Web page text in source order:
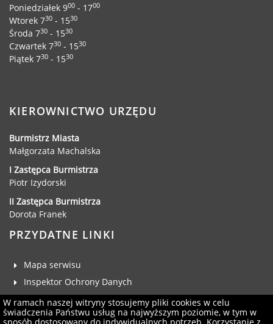
RADA MIASTA LUBOŃ
Portal Mieszkańca. Aktualne informacje
Radni Rady Miasta Luboń
Komisje Rady Miasta Luboń
Uchwały Rady Miasta Luboń
Młodzieżowa Rada Miasta Luboń
Rada Gospodarcza
POZOSTAŁE
Państwowy Fundusz Rehabilitacji Osób
Niepełnosprawnych
Zakład Ubezpieczeń Społecznych
Poznańska Lokalna Organizacja
Poniedziałek 900 - 1700
Wtorek 730 - 1530
Środa 730 - 1530
Czwartek 730 - 1530
Piątek 730 - 1530
KIEROWNICTWO URZĘDU
Burmistrz Miasta
Małgorzata Machalska
I Zastępca Burmistrza
Piotr Izydorski
II Zastępca Burmistrza
Dorota Franek
PRZYDATNE LINKI
Mapa serwisu
Inspektor Ochrony Danych
Deklaracja dostępności
Klauzula RODO
W ramach naszej witryny stosujemy pliki cookies w celu
świadczenia Państwu usług na najwyższym poziomie, w tym w